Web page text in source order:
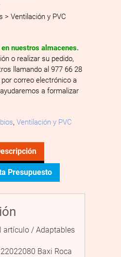
> Ventilación y PVC
nuestros almacenes.
o realizar su pedido,
llamando al 977 66 28
correo electrónico a
a formalizar
, Ventilación y PVC
Presupuesto
artículo / Adaptables
Baxi Roca